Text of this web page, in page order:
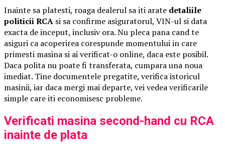
Inainte sa platesti, roaga dealerul sa iti arate detaliile
politicii RCA si sa confirme asiguratorul, VIN-ul si data
exacta de inceput, inclusiv ora. Nu pleca pana cand te
asiguri ca acoperirea corespunde momentului in care
primesti masina si ai verificat-o online, daca este posibil.
Daca polita nu poate fi transferata, cumpara una noua
imediat. Tine documentele pregatite, verifica istoricul
masinii, iar daca mergi mai departe, vei vedea verificarile
simple care iti economisesc probleme.
Verificati masina second-hand cu RCA
inainte de plata